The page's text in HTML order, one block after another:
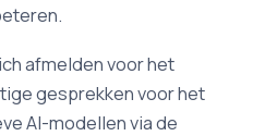
afmelden voor het
gesprekken voor het
AI-modellen via de